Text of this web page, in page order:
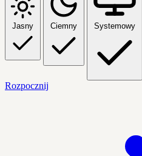
Jasny Ciemny Systemowy
Rozpocznij